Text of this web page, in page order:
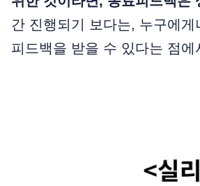
간 진행되기 보다는, 누구에
피드백을 받을 수 있다는 점에